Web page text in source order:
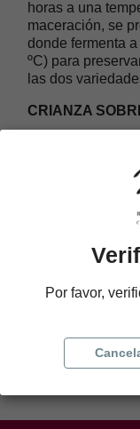
horas a una
maceración, se
donde fermenta
ºC) para
las dos
CRIANZA
permanece en
lías durante, al
otorga al vino un
en mucho más
NOTA DE CATA
nariz, presenta
fresas, todo
ofreciendo una
goloso.
Por favor,